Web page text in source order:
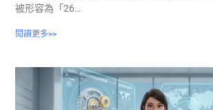
被形容為「26…
閱讀更多>>